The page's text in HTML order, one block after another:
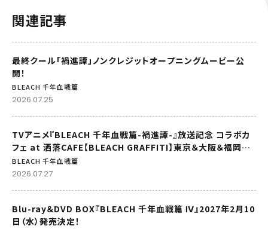
関連記事
最終クール「禍進譚」ノンクレジットオープニングムービー公
開！
BLEACH 千年血戦篇
2026.07.25
TVアニメ『BLEACH 千年血戦篇-禍進譚-』放送記念 コラボカ
フェ at 洒落CAFE【BLEACH GRAFFITI】東京＆大阪＆福岡で
開催！
BLEACH 千年血戦篇
2026.07.27
Blu-ray＆DVD BOX『BLEACH 千年血戦篇 Ⅳ』2027年2月10
日（水）発売決定！